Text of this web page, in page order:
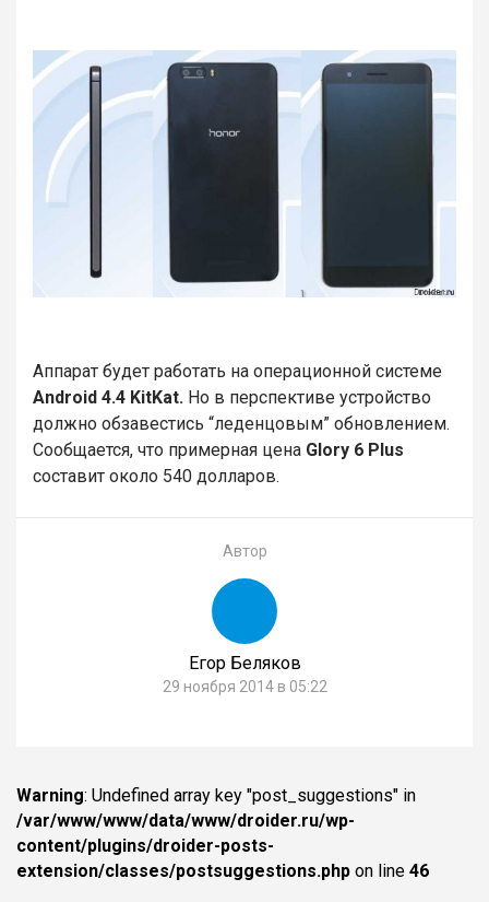
Аппарат будет работать на операционной системе
Android 4.4 KitKat. Но в перспективе устройство
должно обзавестись “леденцовым” обновлением.
Сообщается, что примерная цена Glory 6 Plus
составит около 540 долларов.
Автор
Егор Беляков
29 ноября 2014 в 05:22
Warning: Undefined array key "post_suggestions" in
/var/www/www/data/www/droider.ru/wp-
content/plugins/droider-posts-
extension/classes/postsuggestions.php on line 46